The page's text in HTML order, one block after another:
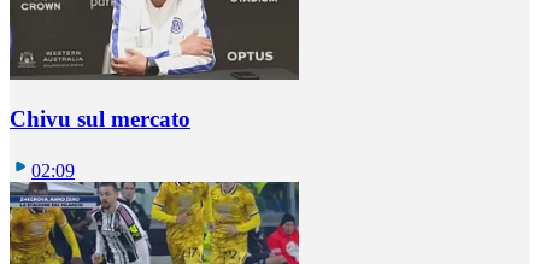
Chivu sul mercato
02:09